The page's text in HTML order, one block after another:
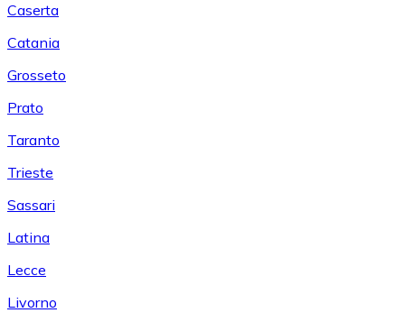
Caserta
Catania
Grosseto
Prato
Taranto
Trieste
Sassari
Latina
Lecce
Livorno